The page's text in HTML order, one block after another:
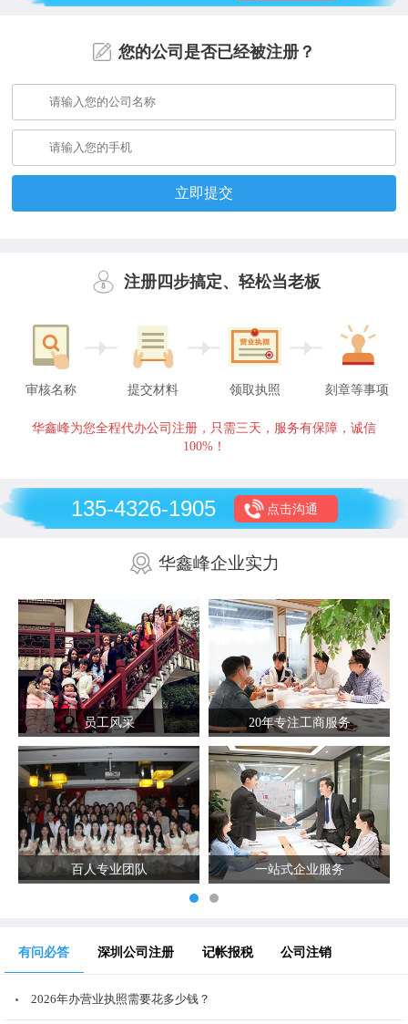
您的公司是否已经被注册？
立即提交
注册四步搞定、轻松当老板
审核名称 提交材料 领取执照 刻章等事项
华鑫峰为您全程代办公司注册，只需三天，服务有保障，诚信
100%！
135-4326-1905 点击沟通
华鑫峰企业实力
员工风采 20年专注工商服务
百人专业团队 一站式企业服务
有问必答 深圳公司注册 记帐报税 公司注销
2026年办营业执照需要花多少钱？